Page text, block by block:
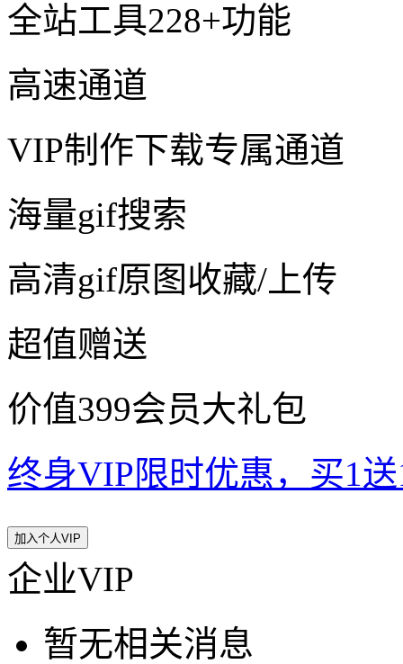
全站工具228+功能
高速通道
VIP制作下载专属通道
海量gif搜索
高清gif原图收藏/上传
超值赠送
价值399会员大礼包
终身VIP限时优惠，买1
加入个人VIP
企业VIP
暂无相关消息